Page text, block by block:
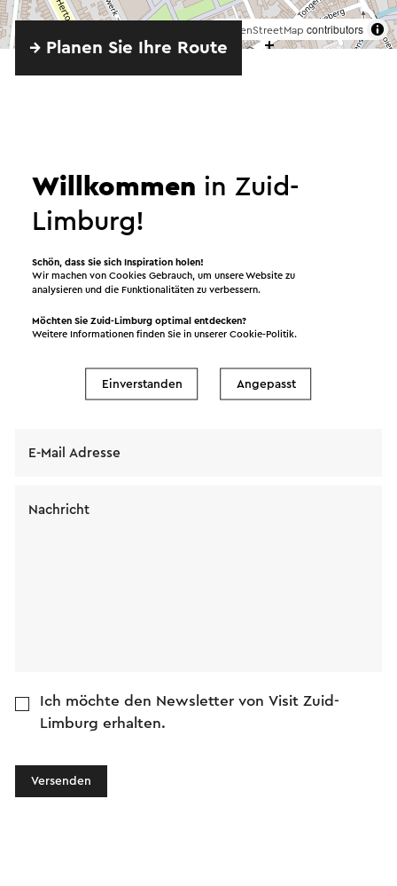
OpenStreetMap contributors
→ Planen Sie Ihre Route
Senden Sie eine E-Mail an Spencer’s. Ihre Nachricht
wird sofort nach dem Klicken auf "Senden"
gesendet. Unsere Datenschutzerklärung erläutert,
Daten umgeht.
E-Mail Adresse
Nachricht
Ich möchte den Newsletter von Visit Zuid-
Limburg erhalten.
Versenden
Willkommen in Zuid-
Limburg!
Schön, dass Sie sich Inspiration holen!
Wir machen von Cookies Gebrauch, um unsere Website zu
analysieren und die Funktionalitäten zu verbessern.
Möchten Sie Zuid-Limburg optimal entdecken?
Weitere Informationen finden Sie in unsererCookie-Politik.
Einverstanden Angepasst